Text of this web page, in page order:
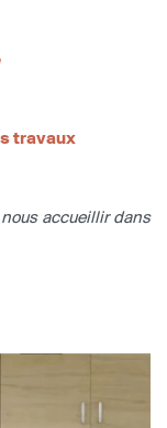
travaux
accueillir dans